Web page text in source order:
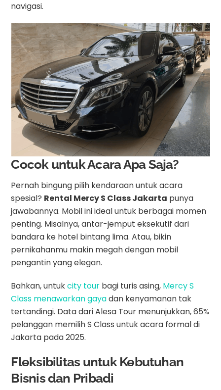
navigasi.
Cocok untuk Acara Apa Saja?
Pernah bingung pilih kendaraan untuk acara
spesial? Rental Mercy S Class Jakarta punya
jawabannya. Mobil ini ideal untuk berbagai momen
penting. Misalnya, antar-jemput eksekutif dari
bandara ke hotel bintang lima. Atau, bikin
pernikahanmu makin megah dengan mobil
pengantin yang elegan.
Bahkan, untukcity tour bagi turis asing, Mercy S
Class menawarkan gayadan kenyamanan tak
tertandingi. Data dari Alesa Tour menunjukkan, 65%
pelanggan memilih S Class untuk acara formal di
Jakarta pada 2025.
Fleksibilitas untuk Kebutuhan
Bisnis dan Pribadi